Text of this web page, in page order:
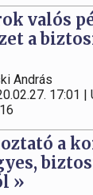
valós
a
András
17:01
a
»